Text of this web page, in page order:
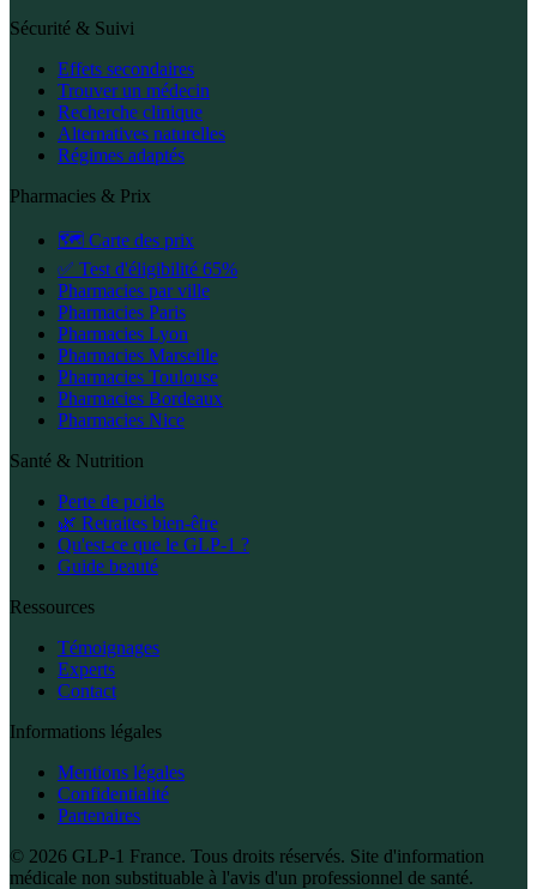
Sécurité & Suivi
Effets secondaires
Trouver un médecin
Recherche clinique
Alternatives naturelles
Régimes adaptés
Pharmacies & Prix
🗺️ Carte des prix
✅ Test d'éligibilité 65%
Pharmacies par ville
Pharmacies Paris
Pharmacies Lyon
Pharmacies Marseille
Pharmacies Toulouse
Pharmacies Bordeaux
Pharmacies Nice
Santé & Nutrition
Perte de poids
🌿 Retraites bien-être
Qu'est-ce que le GLP-1 ?
Guide beauté
Ressources
Témoignages
Experts
Contact
Informations légales
Mentions légales
Confidentialité
Partenaires
© 2026 GLP-1 France. Tous droits réservés. Site d'information
médicale non substituable à l'avis d'un professionnel de santé.